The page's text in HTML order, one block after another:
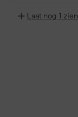
Laat nog 1 zien